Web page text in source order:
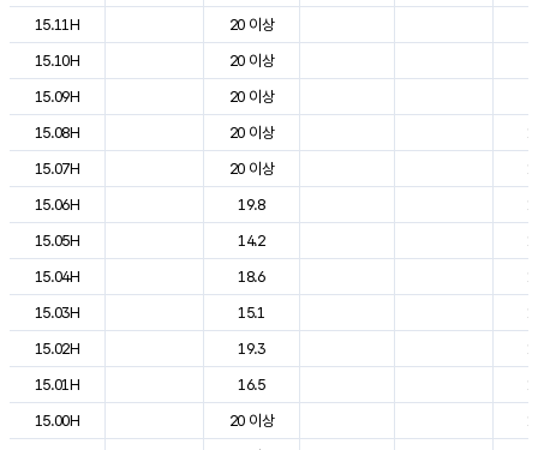
15.11H
20 이상
15.10H
20 이상
15.09H
20 이상
15.08H
20 이상
15.07H
20 이상
15.06H
19.8
15.05H
14.2
15.04H
18.6
15.03H
15.1
15.02H
19.3
15.01H
16.5
15.00H
20 이상